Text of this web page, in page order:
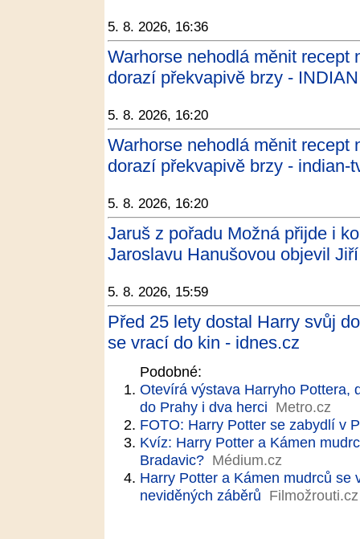
5. 8. 2026, 16:36
Warhorse nehodlá měnit
dorazí překvapivě brzy -
5. 8. 2026, 16:20
Warhorse nehodlá měnit
dorazí překvapivě brzy - indian-
5. 8. 2026, 16:20
Jaruš z pořadu Možná přijde i
Jaroslavu Hanušovou objevil
5. 8. 2026, 15:59
Před 25 lety dostal Harry svůj
se vrací do kin - idnes.cz
Podobné:
Otevírá výstava Harryho Pottera,
do Prahy i dva herci Metro.cz
FOTO: Harry Potter se zabydlí v
Kvíz: Harry Potter a Kámen
Bradavic? Médium.cz
Harry Potter a Kámen mudrců se
neviděných záběrů Filmožrouti.cz